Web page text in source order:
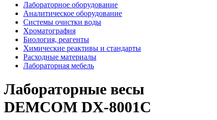
Лабораторное оборудование
Аналитическое оборудование
Системы очистки воды
Хроматография
Биология, реагенты
Химические реактивы и стандарты
Расходные материалы
Лабораторная мебель
Лабораторные весы
DEMCOM DX-8001C